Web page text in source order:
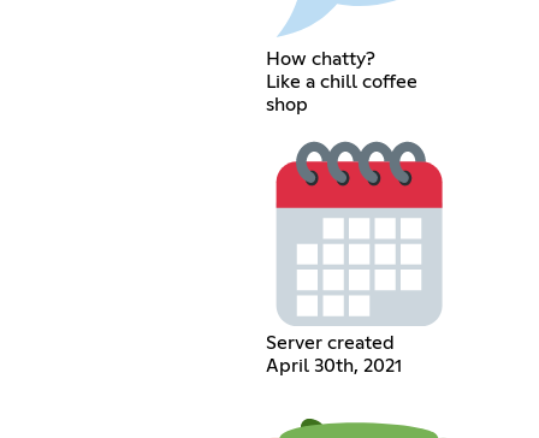
How chatty?
Like a chill coffee
shop
Server created
April 30th, 2021